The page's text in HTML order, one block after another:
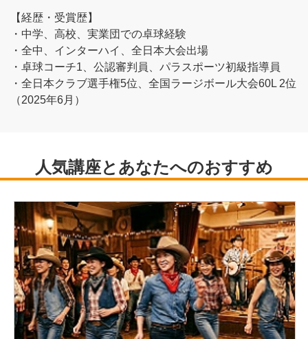
【経歴・受賞歴】
・中学、高校、実業団での卓球経験
・全中、インターハイ、全日本大会出場
・卓球コーチ1、公認審判員、パラスポーツ初級指導員
・全日本クラブ選手権5位、全国ラージボール大会60L 2位
（2025年6月）